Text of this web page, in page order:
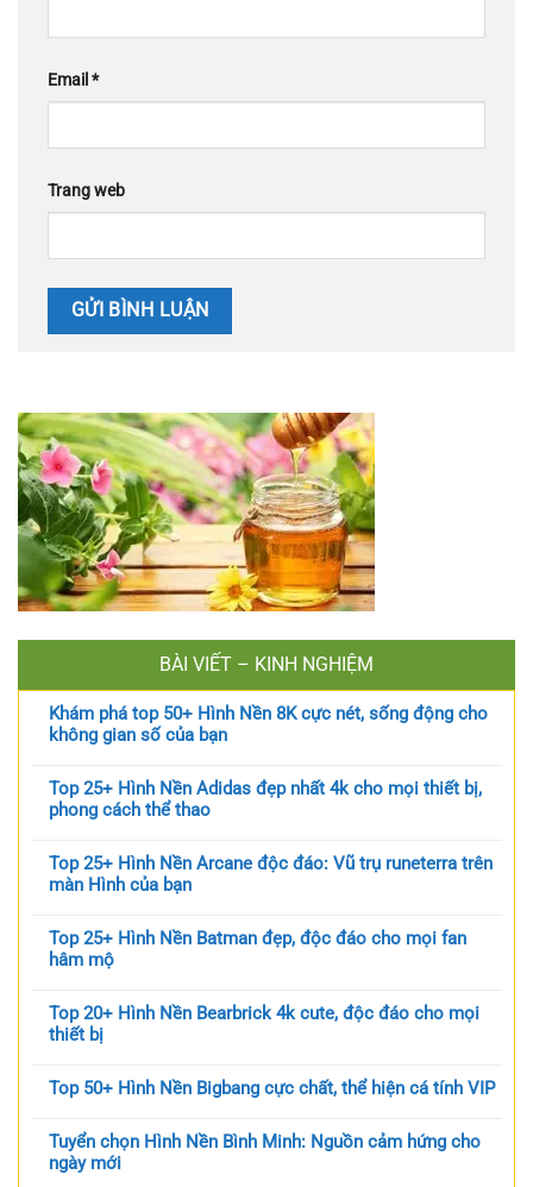
Email *
Trang web
BÀI VIẾT – KINH NGHIỆM
Khám phá top 50+ Hình Nền 8K cực nét, sống động cho
không gian số của bạn
Top 25+ Hình Nền Adidas đẹp nhất 4k cho mọi thiết bị,
phong cách thể thao
Top 25+ Hình Nền Arcane độc đáo: Vũ trụ runeterra trên
màn Hình của bạn
Top 25+ Hình Nền Batman đẹp, độc đáo cho mọi fan
hâm mộ
Top 20+ Hình Nền Bearbrick 4k cute, độc đáo cho mọi
thiết bị
Top 50+ Hình Nền Bigbang cực chất, thể hiện cá tính VIP
Tuyển chọn Hình Nền Bình Minh: Nguồn cảm hứng cho
ngày mới